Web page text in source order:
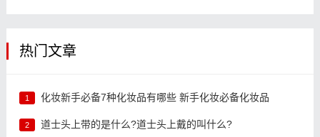
热门文章
1 化妆新手必备7种化妆品有哪些 新手化妆必备化妆品
2 道士头上带的是什么?道士头上戴的叫什么?